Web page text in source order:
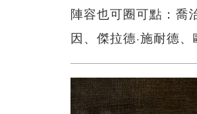
陣容也可圈可點：喬
因、傑拉德·施耐德